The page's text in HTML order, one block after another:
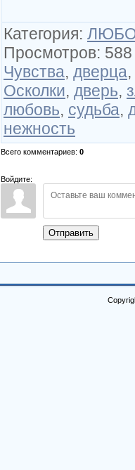
Категория:
Просмотров: 588
Чувства, дверца,
Осколки, дверь,
любовь, судьба,
нежность
Всего комментариев: 0
Войдите:
Отправить